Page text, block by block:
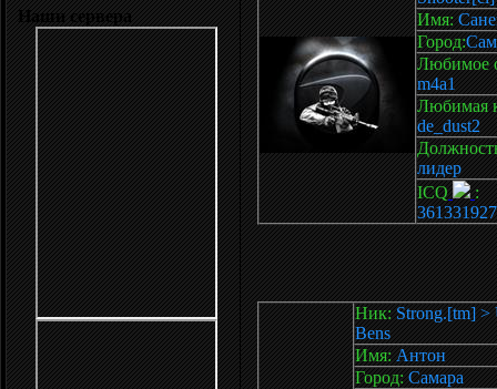
Наши сервера
Имя:
Город:
Любимое
m4a1
Любимая
de_dust2
лидер
ICQ
:
361331927
Ник:Strong.[tm] >
Bens
Имя:Антон
Город:Самара